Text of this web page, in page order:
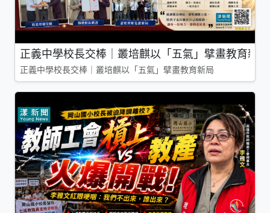
正義中學校長交棒｜叢培麒以「五氣」擘畫教育新局
正義中學校長交棒｜叢培麒以「五氣」擘畫教育新局